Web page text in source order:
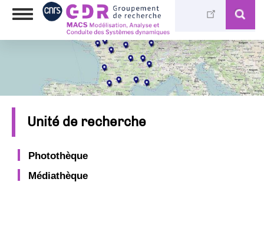
Aller
Toggle
Unité de recherche
Photothèque
Médiathèque